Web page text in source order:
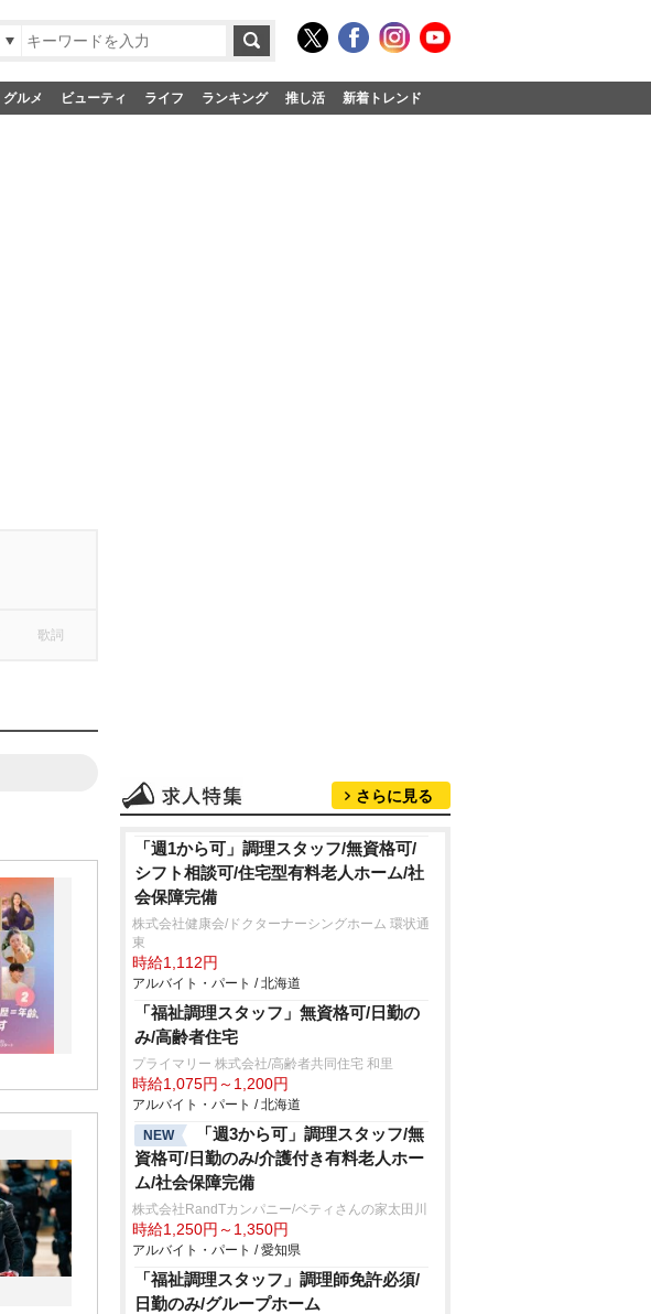
グルメ ビューティ ライフ ランキング 推し活 新着トレンド
歌詞
さらに見る
「週1から可」調理スタッフ/無資格可/
シフト相談可/住宅型有料老人ホーム/社
会保障完備
株式会社健康会/ドクターナーシングホーム 環状通
東
時給1,112円
アルバイト・パート / 北海道
「福祉調理スタッフ」無資格可/日勤の
み/高齢者住宅
プライマリー 株式会社/高齢者共同住宅 和里
時給1,075円～1,200円
アルバイト・パート / 北海道
NEW
「週3から可」調理スタッフ/無
資格可/日勤のみ/介護付き有料老人ホー
ム/社会保障完備
株式会社RandTカンパニー/ベティさんの家太田川
時給1,250円～1,350円
アルバイト・パート / 愛知県
「福祉調理スタッフ」調理師免許必須/
日勤のみ/グループホーム